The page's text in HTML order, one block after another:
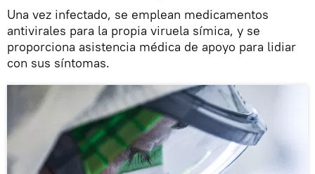
Una vez infectado, se emplean medicamentos
antivirales para la propia viruela símica, y se
proporciona asistencia médica de apoyo para lidiar
con sus síntomas.